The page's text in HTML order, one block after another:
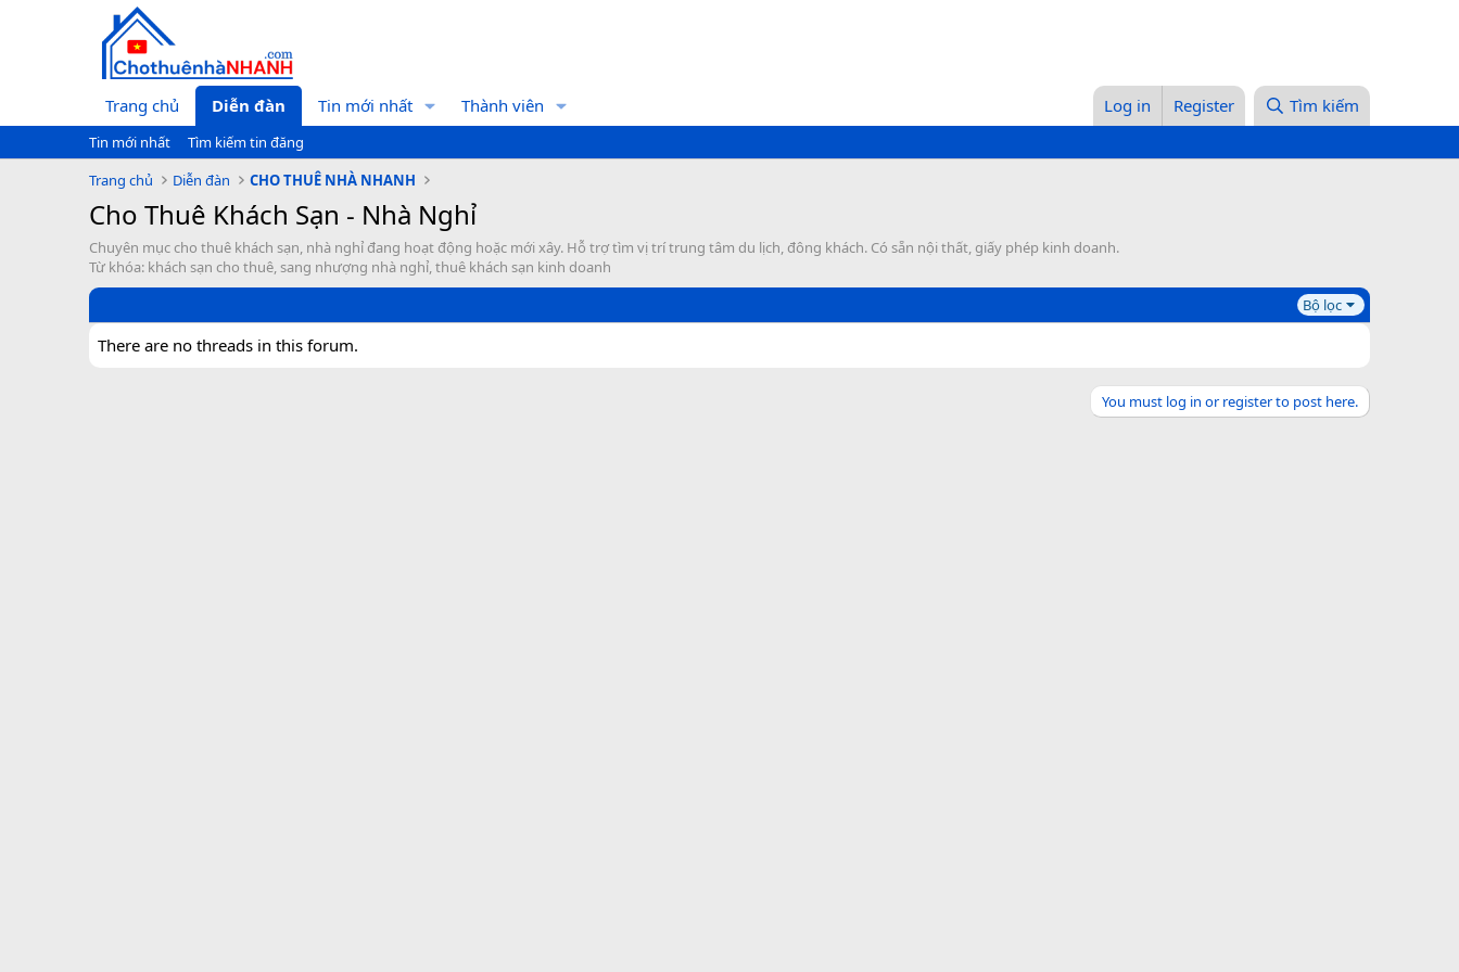
Trang chủ Diễn đàn Tin mới nhất Thành viên Log in Register Tìm kiếm
Tin mới nhất
Tìm kiếm tin đăng
Trang chủ
Diễn đàn CHO THUÊ NHÀ NHANH
Cho Thuê Khách Sạn - Nhà Nghỉ
Chuyên mục cho thuê khách sạn, nhà nghỉ đang hoạt động hoặc mới xây. Hỗ trợ tìm vị trí trung tâm du lịch, đông khách. Có sẵn nội thất, giấy phép kinh doanh.
Từ khóa: khách sạn cho thuê, sang nhượng nhà nghỉ, thuê khách sạn kinh doanh
Bộ lọc
There are no threads in this forum.
You must log in or register to post here.